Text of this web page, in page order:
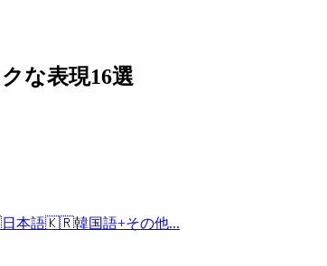
な表現16選
日本語🇰🇷韓国語+その他...